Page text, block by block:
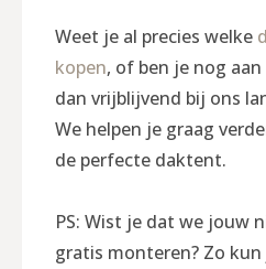
Weet je al precies welke
kopen, of ben je nog
dan vrijblijvend bij ons
We helpen je graag
de perfecte daktent.
PS: Wist je dat we jouw
gratis monteren? Zo